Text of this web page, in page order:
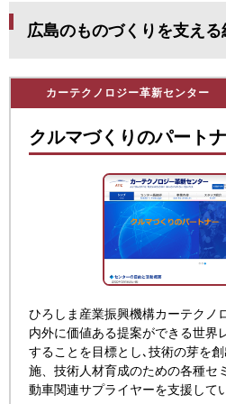
広島のものづくりを支える
カーテクノロジー革新センター
クルマづくりのパート
ひろしま産業振興機構カーテクノ
内外に価値ある提案ができる世界
することを目標とし､技術の芽を
施、技術人材育成のための各種セ
動車関連サプライヤーを支援して